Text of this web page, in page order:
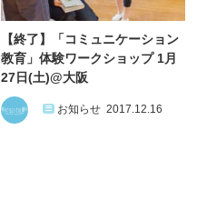
【終了】「コミュニケーション
教育」体験ワークショップ 1月
27日(土)@大阪
お知らせ 2017.12.16